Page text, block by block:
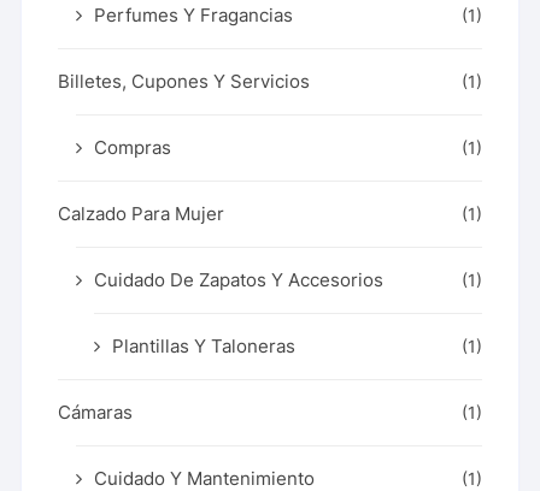
Perfumes Y Fragancias (1)
Billetes, Cupones Y Servicios (1)
Compras (1)
Calzado Para Mujer (1)
Cuidado De Zapatos Y Accesorios (1)
Plantillas Y Taloneras (1)
Cámaras (1)
Cuidado Y Mantenimiento (1)